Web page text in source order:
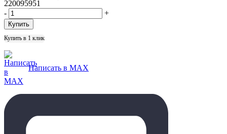
220095951
-
+
Купить в 1 клик
Написать в MAX